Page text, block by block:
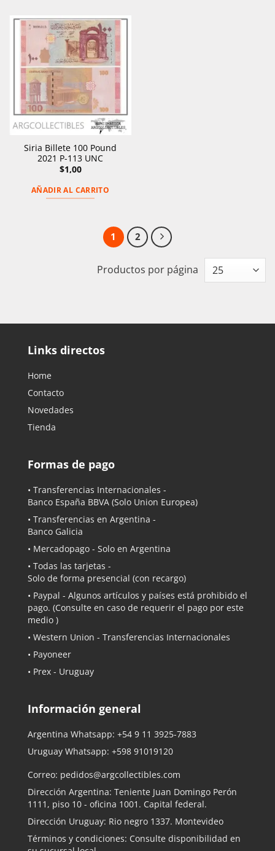
Siria Billete 100 Pound
2021 P-113 UNC
$1,00
AÑADIR AL CARRITO
1 2
Productos por página
Links directos
Home
Contacto
Novedades
Tienda
Formas de pago
• Transferencias Internacionales -
Banco España BBVA (Solo Union Europea)
• Transferencias en Argentina -
Banco Galicia
• Mercadopago - Solo en Argentina
• Todas las tarjetas -
Solo de forma presencial (con recargo)
• Paypal - Algunos artículos y países está prohibido el
pago. (Consulte en caso de requerir el pago por este
medio )
• Western Union - Transferencias Internacionales
• Payoneer
• Prex - Uruguay
Información general
Argentina Whatsapp: +54 9 11 3925-7883
Uruguay Whatsapp: +598 91019120
Correo: pedidos@argcollectibles.com
Dirección Argentina: Teniente Juan Domingo Perón
1111, piso 10 - oficina 1001. Capital federal.
Dirección Uruguay: Rio negro 1337. Montevideo
Términos y condiciones: Consulte disponibilidad en